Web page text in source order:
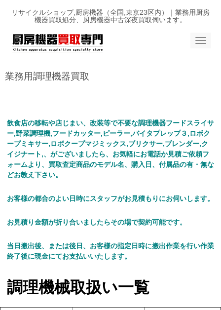
リサイクルショップ,厨房機器（全国,東京23区内）｜業務用厨房
機器買取処分、厨房機器中古深夜買取伺います。
N
業務用調理機器買取
飲食店の移転や店じまい、改装等で不要な調理機器フードスライサ
ー,野菜調理機,フードカッター,ピーラー,バイタプレップ３,ロボク
ープミキサー,ロボクープマジミックス,ブリクサー,ブレンダー,ク
イジナート,、がございましたら、お気軽にお電話か見積ご依頼フ
ォームより、買取査定商品のモデル名、購入日、付属品の有・無な
どお教え下さい。
お客様の都合のよい日時にスタッフがお見積もりにお伺いします。
お見積り金額が折り合いましたらその場で契約可能です。
当日搬出後、または後日、お客様の指定日時に搬出作業を行い作業
終了後に現金にてお支払いいたします。
調理機械取扱い一覧